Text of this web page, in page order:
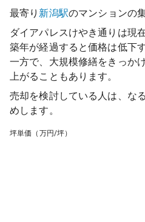
最寄り 新潟駅のマンションの
ダイアパレスけやき通り は現
築年が経過すると価格は低下
一方で、大規模修繕をきっか
上がることもあります。
売却を検討している人は、な
めします。
坪単価（万円/坪）